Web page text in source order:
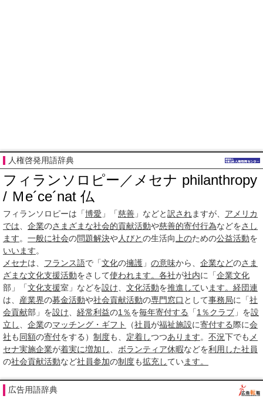
人権啓発用語辞典
フィランソロピー／メセナ philanthropy
/ Ｍe´ce´nat 仏
フィランソロピーは「博愛 」「慈善 」などと訳されますが、 アメリカ
では
企業のさまざまな社会的貢献活動や慈善的寄付行為などをさし
ます。 一般に社会の問題解決や人びとの生活向 上のための公益活動を
いいます。
メセナは、 フランス語で「文化の擁護 」 の意味から、 企業などのさま
ざまな文化支援活動をさして使われます。 各社が社内に「企業文化
部」「文化支援室」などを設け 文化活動を推進しています。 経団連
は、 産業界の募金活動や社会貢献活動の専門窓口 として事務局に「社
会貢献部」を設け 経常利益の1％を毎年寄付する 「1％クラブ 」を設
立し
企業のマッチング・ギフト （社員が福祉施設に寄付する際に会
社も同額の寄付をする） 制度も、 定着しつつあります。 不況下でも メ
セナ実施企業が着実に増加し ボランティア休暇などを利用した社員
の社会貢献活動など社員参加の制度も拡充しています。
広告用語辞典